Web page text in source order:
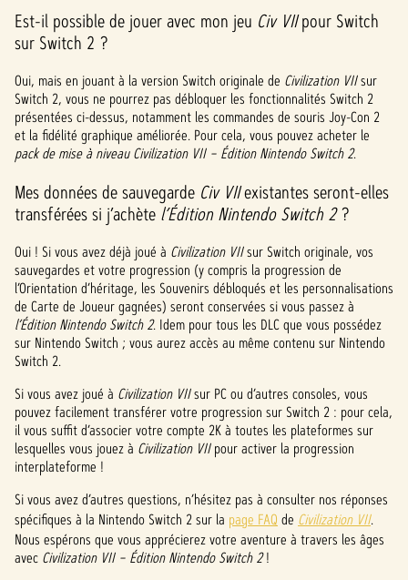
Est-il possible de jouer avec mon jeu Civ VIIpour Switch
sur Switch 2 ?
Oui, mais en jouant à la version Switch originale de Civilization VIIsur
Switch 2, vous ne pourrez pas débloquer les fonctionnalités Switch 2
présentées ci-dessus, notamment les commandes de souris Joy-Con 2
et la fidélité graphique améliorée. Pour cela, vous pouvez acheter le
pack de mise à niveau Civilization VII – Édition Nintendo Switch 2.
Mes données de sauvegarde Civ VIIexistantes seront-elles
transférées si j’achète l’Édition Nintendo Switch 2?
Oui ! Si vous avez déjà joué à Civilization VIIsur Switch originale, vos
sauvegardes et votre progression (y compris la progression de
l’Orientation d’héritage, les Souvenirs débloqués et les personnalisations
de Carte de Joueur gagnées) seront conservées si vous passez à
l’Édition Nintendo Switch 2. Idem pour tous les DLC que vous possédez
sur Nintendo Switch ; vous aurez accès au même contenu sur Nintendo
Switch 2.
Si vous avez joué à Civilization VIIsur PC ou d’autres consoles, vous
pouvez facilement transférer votre progression sur Switch 2 : pour cela,
il vous suffit d’associer votre compte 2K à toutes les plateformes sur
lesquelles vous jouez à Civilization VIIpour activer la progression
interplateforme !
Si vous avez d’autres questions, n’hésitez pas à consulter nos réponses
spécifiques à la Nintendo Switch 2 sur la page FAQ de Civilization VII.
Nous espérons que vous apprécierez votre aventure à travers les âges
avec Civilization VII – Édition Nintendo Switch 2!